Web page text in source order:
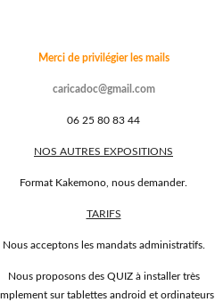
Merci de privilégier les mails
caricadoc@gmail.com
06 25 80 83 44
NOS AUTRES EXPOSITIONS
Format Kakemono, nous demander.
TARIFS
Nous acceptons les mandats administratifs.
Nous proposons des QUIZ à installer très
sur tablettes android et ordinateurs